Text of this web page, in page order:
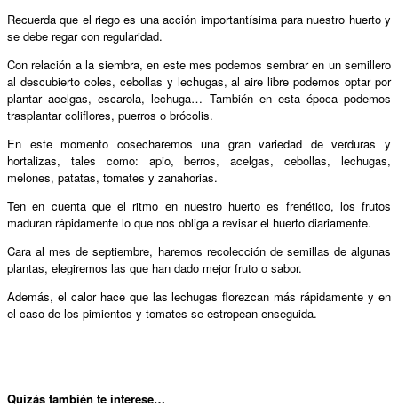
Recuerda que el riego es una acción importantísima para nuestro huerto y
se debe regar con regularidad.
Con relación a la siembra, en este mes podemos sembrar en un semillero
al descubierto coles, cebollas y lechugas, al aire libre podemos optar por
plantar acelgas, escarola, lechuga… También en esta época podemos
trasplantar coliflores, puerros o brócolis.
En este momento cosecharemos una gran variedad de verduras y
hortalizas, tales como: apio, berros, acelgas, cebollas, lechugas,
melones, patatas, tomates y zanahorias.
Ten en cuenta que el ritmo en nuestro huerto es frenético, los frutos
maduran rápidamente lo que nos obliga a revisar el huerto diariamente.
Cara al mes de septiembre, haremos recolección de semillas de algunas
plantas, elegiremos las que han dado mejor fruto o sabor.
Además, el calor hace que las lechugas florezcan más rápidamente y en
el caso de los pimientos y tomates se estropean enseguida.
Quizás también te interese…